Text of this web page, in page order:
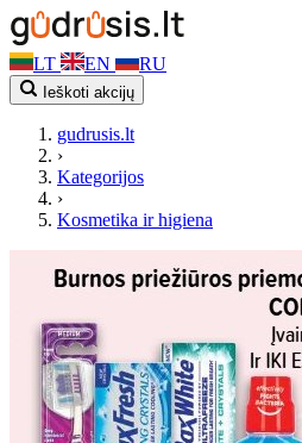
LT EN RU
Ieškoti akcijų
gudrusis.lt
›
Kategorijos
›
Kosmetika ir higiena